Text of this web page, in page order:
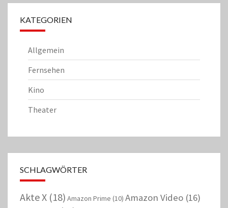
KATEGORIEN
Allgemein
Fernsehen
Kino
Theater
SCHLAGWÖRTER
Akte X (18) Amazon Prime (10) Amazon Video (16)